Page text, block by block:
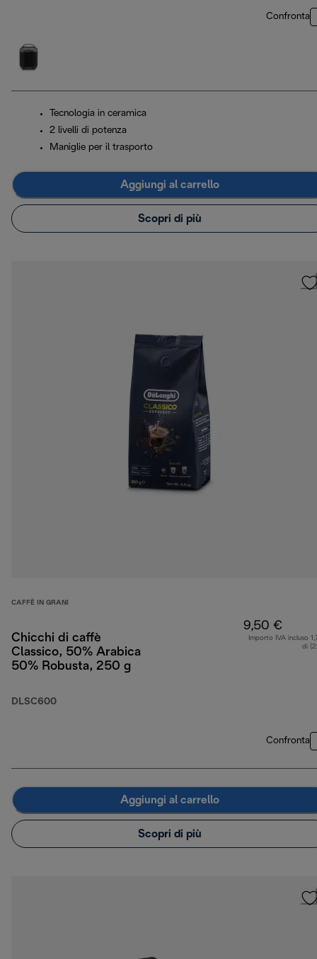
Confronta
Tecnologia in ceramica
2 livelli di potenza
Maniglie per il trasporto
Aggiungi al carrello
Scopri di più
CAFFÈ IN GRANI
Chicchi di caffè
Classico, 50% Arabica
50% Robusta, 250 g
DLSC600
9,50 €
Importo IVA incluso
di
Confronta
Aggiungi al carrello
Scopri di più